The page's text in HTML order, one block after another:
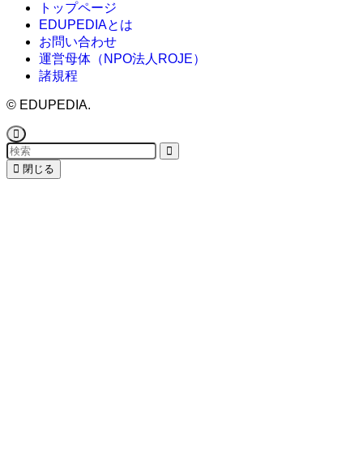
トップページ
EDUPEDIAとは
お問い合わせ
運営母体（NPO法人ROJE）
諸規程
© EDUPEDIA.
閉じる